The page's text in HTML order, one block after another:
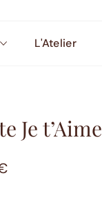
L'Atelier
Je t’Aime